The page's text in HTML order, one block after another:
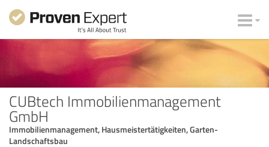
CUBtech Immobilienmanagement
GmbH
Immobilienmanagement, Hausmeistertätigkeiten, Garten-
Landschaftsbau